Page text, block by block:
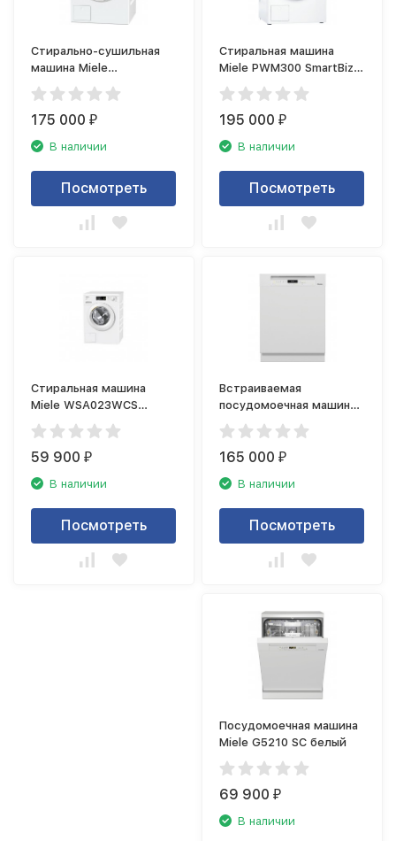
Стирально-сушильная
машина Miele
WTF130WPM
175 000₽
В наличии
Посмотреть
Стиральная машина
Miele PWM300 SmartBiz,
белый
195 000₽
В наличии
Посмотреть
Стиральная машина
Miele WSA023WCS
Chrome Edition
59 900₽
В наличии
Посмотреть
Встраиваемая
посудомоечная машина
Miele G7310 SCi
165 000₽
В наличии
Посмотреть
Посудомоечная машина
Miele G5210 SC белый
69 900₽
В наличии